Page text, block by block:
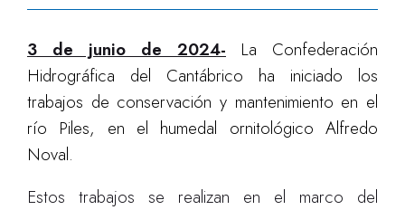
3 de junio de 2024-
La Confederación
Hidrográfica del Cantábrico ha iniciado los
trabajos de conservación y mantenimiento en el
río Piles, en el humedal ornitológico Alfredo
Noval.
Estos trabajos se realizan en el marco del